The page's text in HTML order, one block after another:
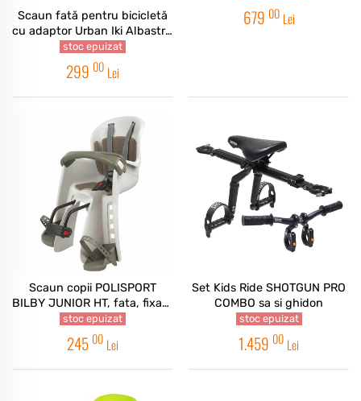
Scaun fată pentru bicicletă
cu adaptor Urban Iki Albastru
Menta
stoc epuizat
299 00 Lei
679 00 Lei
Scaun copii POLISPORT
BILBY JUNIOR HT, fata, fixare
fata cadru ( teava frontala ),
ECO QUICK, glisabil,
crem/maro
stoc epuizat
245 00 Lei
Set Kids Ride SHOTGUN PRO
COMBO sa si ghidon
stoc epuizat
1.459 00 Lei